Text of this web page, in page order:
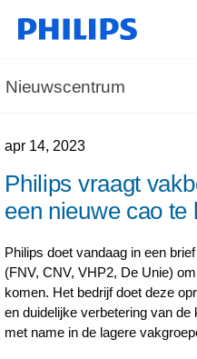
Nieuwscentrum
apr 14, 2023
Philips vraagt
een nieuwe cao te
Philips doet vandaag in een
(FNV, CNV, VHP2, De Unie)
komen. Het bedrijf doet deze
en duidelijke verbetering van
met name in de lagere